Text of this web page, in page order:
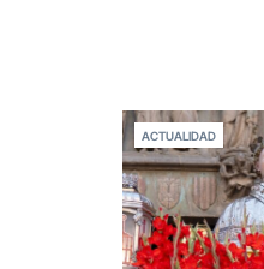
ACTUALIDAD